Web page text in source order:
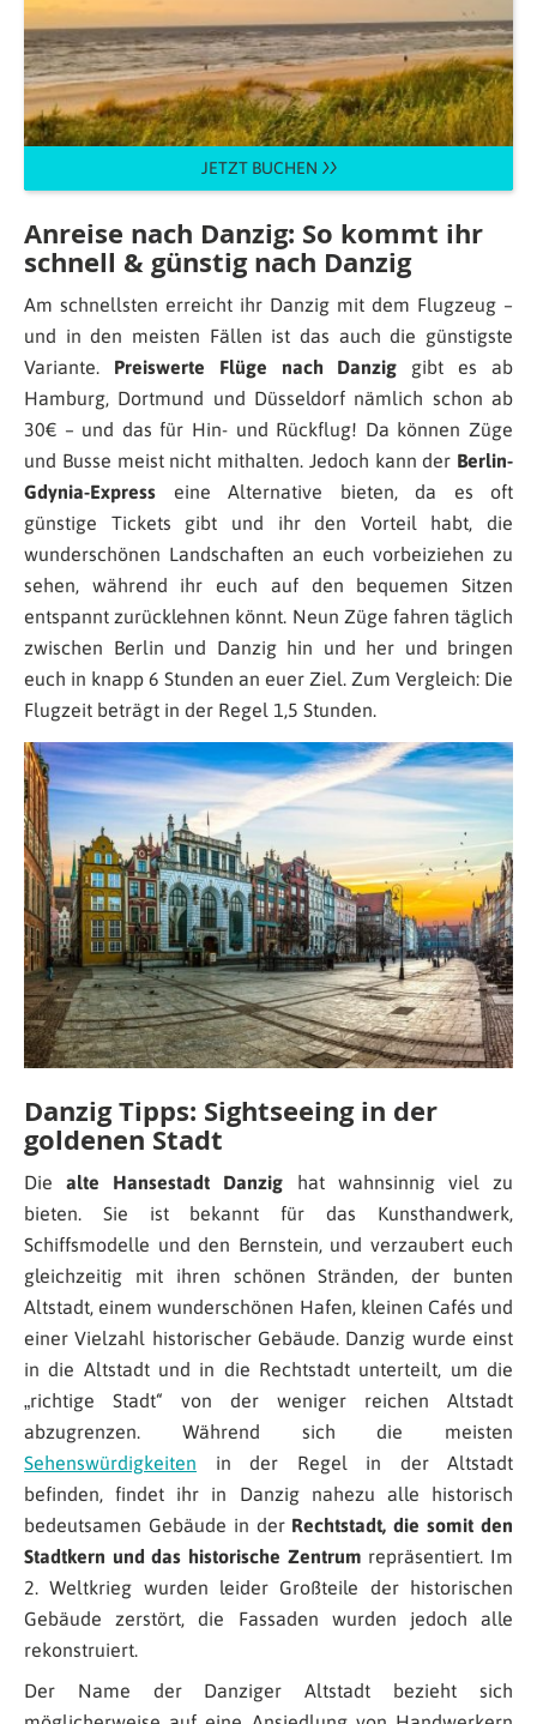
JETZT BUCHEN
Anreise nach Danzig: So kommt ihr
schnell & günstig nach Danzig
Am schnellsten erreicht ihr Danzig mit dem Flugzeug –
und in den meisten Fällen ist das auch die günstigste
Variante. Preiswerte Flüge nach Danzig gibt es ab
Hamburg, Dortmund und Düsseldorf nämlich schon ab
30€ – und das für Hin- und Rückflug! Da können Züge
und Busse meist nicht mithalten. Jedoch kann der Berlin-
Gdynia-Express eine Alternative bieten, da es oft
günstige Tickets gibt und ihr den Vorteil habt, die
wunderschönen Landschaften an euch vorbeiziehen zu
sehen, während ihr euch auf den bequemen Sitzen
entspannt zurücklehnen könnt. Neun Züge fahren täglich
zwischen Berlin und Danzig hin und her und bringen
euch in knapp 6 Stunden an euer Ziel. Zum Vergleich: Die
Flugzeit beträgt in der Regel 1,5 Stunden.
Danzig Tipps: Sightseeing in der
goldenen Stadt
Diealte Hansestadt Danzig hat wahnsinnig viel zu
bieten. Sie ist bekannt für das Kunsthandwerk,
Schiffsmodelle und den Bernstein, und verzaubert euch
gleichzeitig mit ihren schönen Stränden, der bunten
Altstadt, einem wunderschönen Hafen, kleinen Cafés und
einer Vielzahl historischer Gebäude. Danzig wurde einst
in die Altstadt und in die Rechtstadt unterteilt, um die
„richtige Stadt“ von der weniger reichen Altstadt
abzugrenzen. Während sich die meisten
Sehenswürdigkeiten in der Regel in der Altstadt
befinden, findet ihr in Danzig nahezu alle historisch
bedeutsamen Gebäude in der Rechtstadt, die somit den
Stadtkern und das historische Zentrum repräsentiert. Im
2. Weltkrieg wurden leider Großteile der historischen
Gebäude zerstört, die Fassaden wurden jedoch alle
rekonstruiert.
Der Name der Danziger Altstadt bezieht sich